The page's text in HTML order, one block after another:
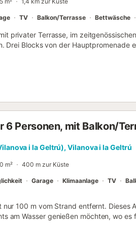
und der Herd sind
JAHREN AKZEPTIE...
TV Balkon/Terrasse Bettwäsche
privater Terrasse, im
Drei Blocks von der Hauptpromenade
zum Bahnhof/Busbahnhof
Wunderschönes, 2
Dachterrasse. 2
aus zugänglich. 2
angeschlossen werden. Doppelt
Es gibt eine Heizung für die
mit einem Essbereich, Sonnenliegen
Bl...
6 Personen, mit Balkon/
i la Geltrú), Vilanova i la Geltrú
m² 400 m zur Küste
Garage Klimaanlage TV
nur 100 m vom Strand entfernt. Dieses
am Wasser genießen möchten, wo